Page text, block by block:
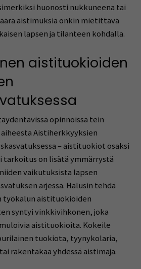
huonosti nukkuneena tai
aistimuksia onkin mietittävä
lapsen ja tilanteen kohdalla.
aistituokioiden
opinnoissa tein
Aistiherkkyyksien
– aistituokiot osaksi
tarkoitus on lisätä ymmärrystä
vaikutuksista lapsen
arjessa. Halusin tehdä
aistituokioiden
syntyi vinkkivihkonen, joka
aistituokioita. Kokeile
tuokiota, tyynykolaria,
rakentakaa yhdessä aistimaja.